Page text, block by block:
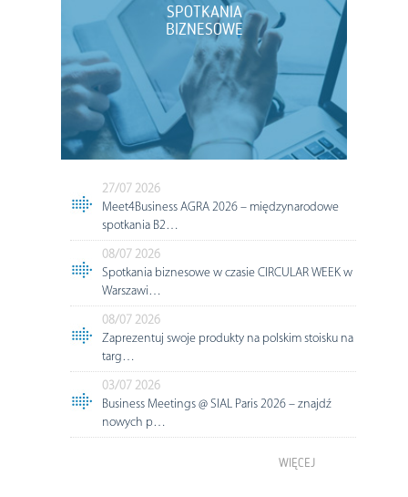
SPOTKANIA
BIZNESOWE
27/07 2026
Meet4Business AGRA 2026 – międzynarodowe
spotkania B2…
08/07 2026
Spotkania biznesowe w czasie CIRCULAR WEEK w
Warszawi…
08/07 2026
Zaprezentuj swoje produkty na polskim stoisku na
targ…
03/07 2026
Business Meetings @ SIAL Paris 2026 – znajdź
nowych p…
WIĘCEJ